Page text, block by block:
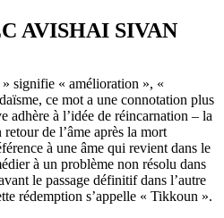
AVISHAI SIVAN
signifie « amélioration », «
ce mot a une connotation plus
adhère à lʼidée de réincarnation – la
de lʼâme après la mort
à une âme qui revient dans le
à un problème non résolu dans
le passage définitif dans lʼautre
rédemption s’appelle « Tikkoun ».